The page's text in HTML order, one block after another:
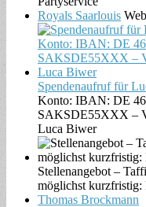
Royals Saarlouis
Spendenaufruf für
Konto: IBAN: DE
SAKSDE55XXX –
Luca Biwer
Stellenangebot –
möglichst kurzfristig:
Thomas Brockmann